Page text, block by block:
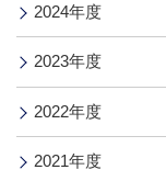
2024年度
2023年度
2022年度
2021年度